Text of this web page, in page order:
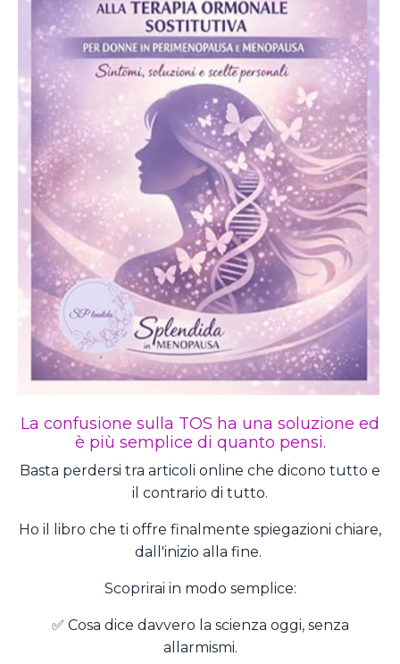
La confusione sulla TOS ha una soluzione ed
è più semplice di quanto pensi.
Basta perdersi tra articoli online che dicono tutto e
il contrario di tutto.
Ho il libro che ti offre finalmente spiegazioni chiare,
dall'inizio alla fine.
Scoprirai in modo semplice:
✅ Cosa dice davvero la scienza oggi, senza
allarmismi.